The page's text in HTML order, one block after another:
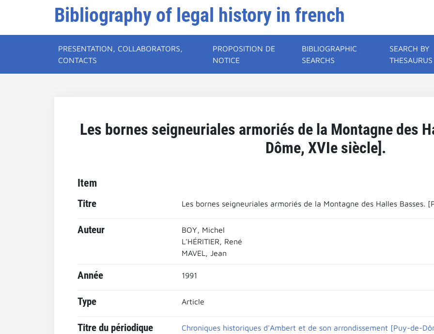
Bibliography of legal history in french
PRESENTATION, COLLABORATORS,
CONTACTS
PROPOSITION DE
NOTICE
BIBLIOGRAPHIC
SEARCHS
SEARCH BY
THESAURUS
Les bornes seigneuriales armoriés de la Montagne des
Dôme, XVIe siècle].
Item
Titre Les bornes seigneuriales armoriés de la Montagne des Halles Basses.
Auteur
BOY, Michel
L'HÉRITIER, René
MAVEL, Jean
Année 1991
Type Article
Titre du périodique Chroniques historiques d'Ambert et de son arrondissement [Puy-de-